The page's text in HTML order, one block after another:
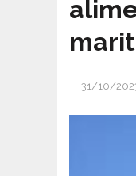
31/10/